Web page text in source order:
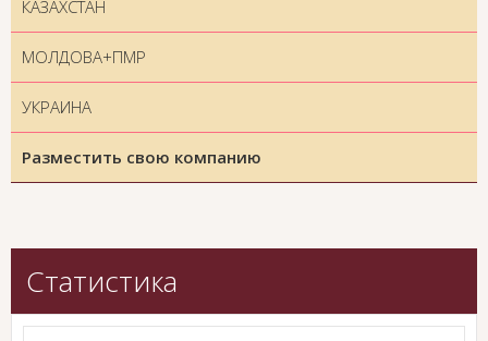
КАЗАХСТАН
МОЛДОВА+ПМР
УКРАИНА
Разместить свою компанию
Статистика